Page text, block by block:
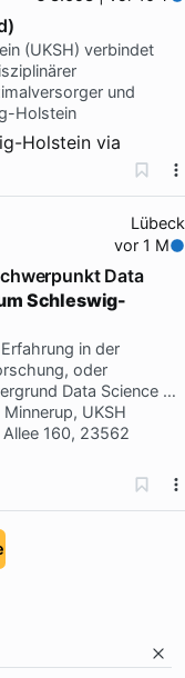
(UKSH) verbindet
und
Holstein
Holstein via
Lübeck
vor 1 M
Data
Schleswig-
in der
oder
Data Science …
UKSH
160, 23562